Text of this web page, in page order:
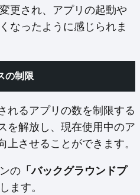
更され、アプリの起動や
なったように感じられま
の制限
れるアプリの数を制限する
を解放し、現在使用中のア
上させることができます。
の 「バックグラウンドプ
ます。